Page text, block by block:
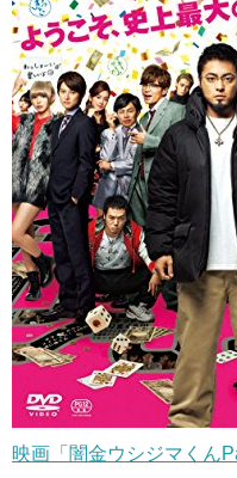
映画「闇金ウシジマくん